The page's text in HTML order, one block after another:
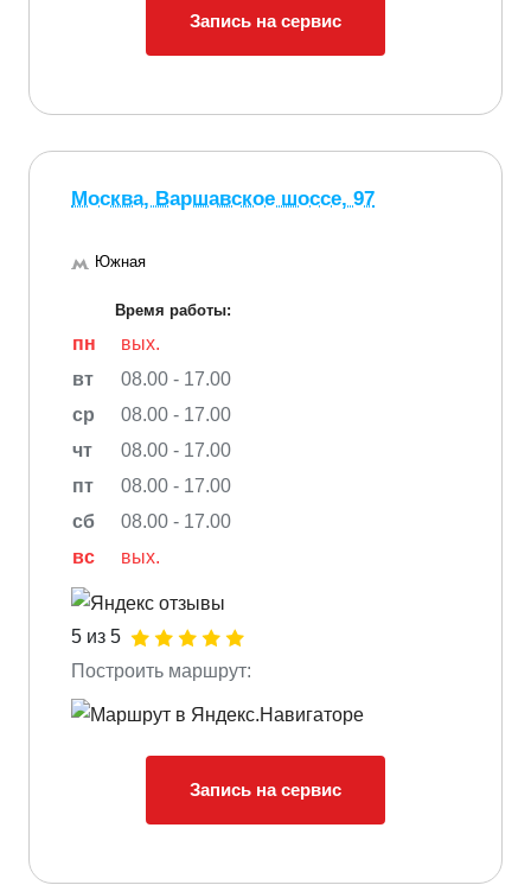
Запись на сервис
Москва, Варшавское шоссе, 97
Южная
Время работы:
пн
вых.
вт
08.00 - 17.00
ср
08.00 - 17.00
чт
08.00 - 17.00
пт
08.00 - 17.00
сб
08.00 - 17.00
вс
вых.
5 из 5
Построить маршрут:
Запись на сервис